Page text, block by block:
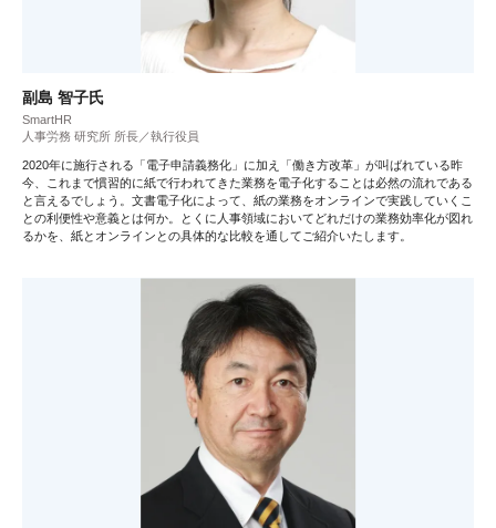
副島 智子氏
SmartHR
人事労務 研究所 所長／執行役員
2020年に施行される「電子申請義務化」に加え「働き方改革」が叫ばれている昨
今、これまで慣習的に紙で行われてきた業務を電子化することは必然の流れである
と言えるでしょう。文書電子化によって、紙の業務をオンラインで実践していくこ
との利便性や意義とは何か。とくに人事領域においてどれだけの業務効率化が図れ
るかを、紙とオンラインとの具体的な比較を通してご紹介いたします。